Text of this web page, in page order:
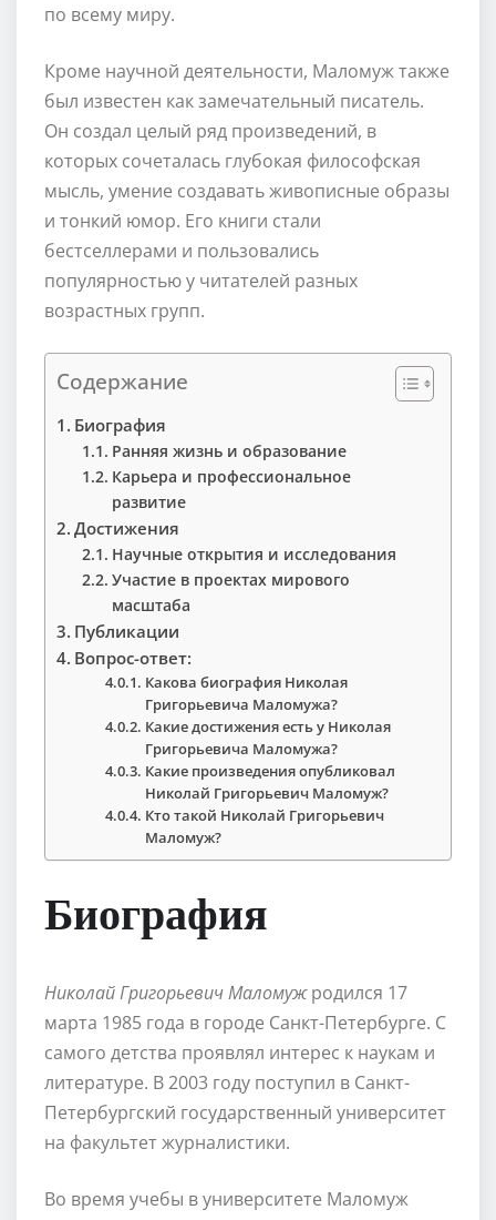
по всему миру.
Кроме научной деятельности, Маломуж также
был известен как замечательный писатель.
Он создал целый ряд произведений, в
которых сочеталась глубокая философская
мысль, умение создавать живописные образы
и тонкий юмор. Его книги стали
бестселлерами и пользовались
популярностью у читателей разных
возрастных групп.
Содержание
Биография
Ранняя жизнь и образование
Карьера и профессиональное
развитие
Достижения
Научные открытия и исследования
Участие в проектах мирового
масштаба
Публикации
Вопрос-ответ:
Какова биография Николая
Григорьевича Маломужа?
Какие достижения есть у Николая
Григорьевича Маломужа?
Какие произведения опубликовал
Николай Григорьевич Маломуж?
Кто такой Николай Григорьевич
Маломуж?
Биография
Николай Григорьевич Маломужродился 17
марта 1985 года в городе Санкт-Петербурге. С
самого детства проявлял интерес к наукам и
литературе. В 2003 году поступил в Санкт-
Петербургский государственный университет
на факультет журналистики.
Во время учебы в университете Маломуж